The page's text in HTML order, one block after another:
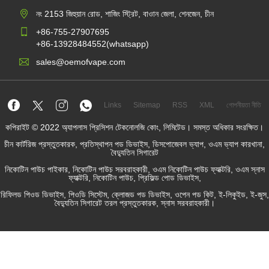
নং 2153 জিহুয়ান রোড, শাজিং স্ট্রিট, বাওান জেলা, শেনজেন, চীন
+86-755-27907695
+86-13928484552(whatsapp)
sales@oemofvape.com
Links Sitemap RSS XML গোপনীয়তা নীতি
কপিরাইট © 2022 অ্যাপলাস প্রিসিশন টেকনোলজি কোং, লিমিটেড। সমস্ত অধিকার সংরক্ষিত।
চীন কার্টরিজ প্রস্তুতকারক, প্রতিস্থাপন পড ডিভাইস, ডিসপোজেবল ভ্যাপ, ওএম ভ্যাপ কারখানা,
বৈদ্যুতিন সিগারেট
নিকোটিন পাউচ পাইকার, নিকোটিন পাউচ সরবরাহকারী, ওএম নিকোটিন পাউচ ফ্যাক্টরি, ওএম স্নাস
ফ্যাক্টরি, নিকোটিন পাউচ, প্রিফিল্ড পোড ডিভাইস,
রিফিলড পিওড ডিভাইস, পিওডি সিস্টেম, ক্লোজড পড ডিভাইস, ওপেন পড কিট, ই-লিকুইড, ই-জুস,
বৈদ্যুতিন সিগারেট তরল প্রস্তুতকারক, স্নাস সরবরাহকারী।